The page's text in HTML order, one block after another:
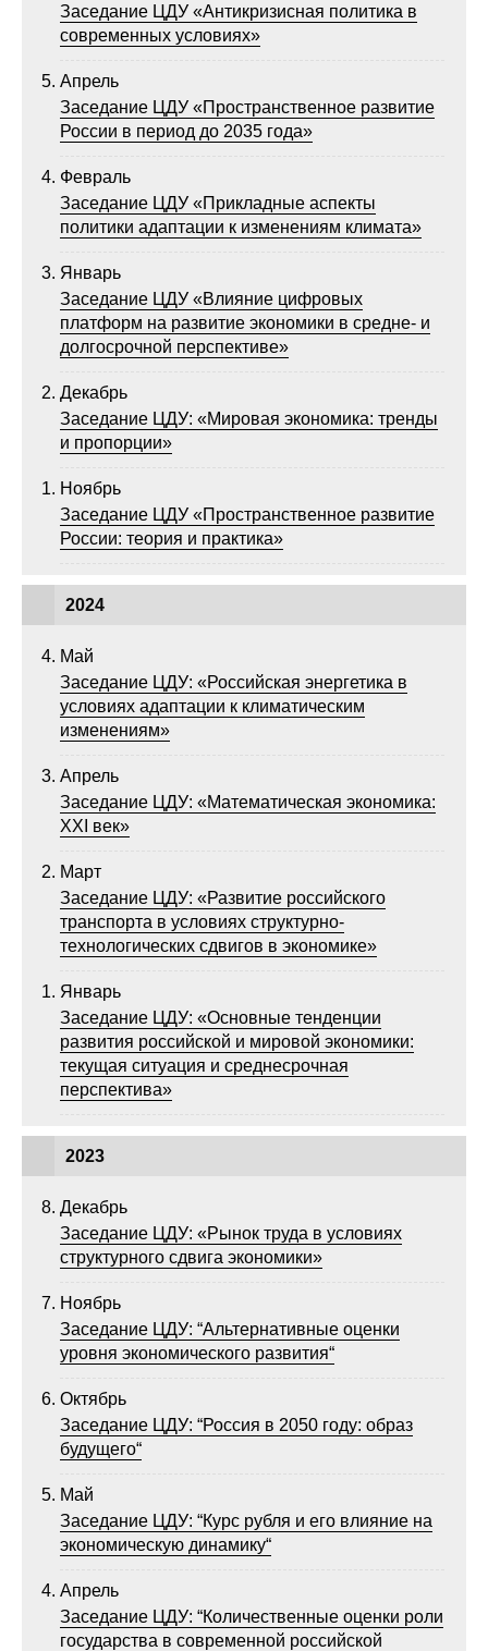
Выпуски
Информация для авторов
Семинары
Энергетический семинар
Российско-французский семинар
ЦДУ
Отрасли и регионы
Ученый совет
О совете
Регулярные прогнозы
Квартальный прогноз
Оценка индекса промышленного
производства
Российская Система Климатического
Мониторинга
Центр «Климатическая политика и
экономика России»
Образование и карьера
Кафедра МФТИ
Кафедра МАДИ
Аспирантура
Об аспирантуре
Поступление
Обучение
Нормативные документы
О совете
Заседание ЦДУ «Антикризисная политика в
современных условиях»
Апрель
Заседание ЦДУ «Пространственное развитие
России в период до 2035 года»
Февраль
Заседание ЦДУ «Прикладные аспекты
политики адаптации к изменениям климата»
Январь
Заседание ЦДУ «Влияние цифровых
платформ на развитие экономики в средне- и
долгосрочной перспективе»
Декабрь
Заседание ЦДУ: «Мировая экономика: тренды
и пропорции»
Ноябрь
Заседание ЦДУ «Пространственное развитие
России: теория и практика»
2024
Май
Заседание ЦДУ: «Российская энергетика в
условиях адаптации к климатическим
изменениям»
Апрель
Заседание ЦДУ: «Математическая экономика:
XXI век»
Март
Заседание ЦДУ: «Развитие российского
транспорта в условиях структурно-
технологических сдвигов в экономике»
Январь
Заседание ЦДУ: «Основные тенденции
развития российской и мировой экономики:
текущая ситуация и среднесрочная
перспектива»
2023
Декабрь
Заседание ЦДУ: «Рынок труда в условиях
структурного сдвига экономики»
Ноябрь
Заседание ЦДУ: “Альтернативные оценки
уровня экономического развития“
Октябрь
Заседание ЦДУ: “Россия в 2050 году: образ
будущего“
Май
Заседание ЦДУ: “Курс рубля и его влияние на
экономическую динамику“
Апрель
Заседание ЦДУ: “Количественные оценки роли
государства в современной российской